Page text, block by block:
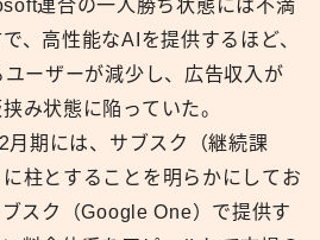
連合の一人勝ち状態には不満
、高性能なAIを提供するほど、
ーザーが減少し、広告収入が
み状態に陥っていた。
月期には、サブスク（継続課
柱とすることを明らかにしてお
スク（Google One）で提供す